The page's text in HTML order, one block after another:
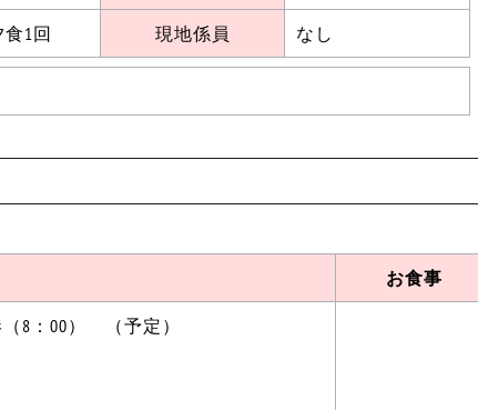
1回 現地係員 なし
お食事
8：00） （予定）